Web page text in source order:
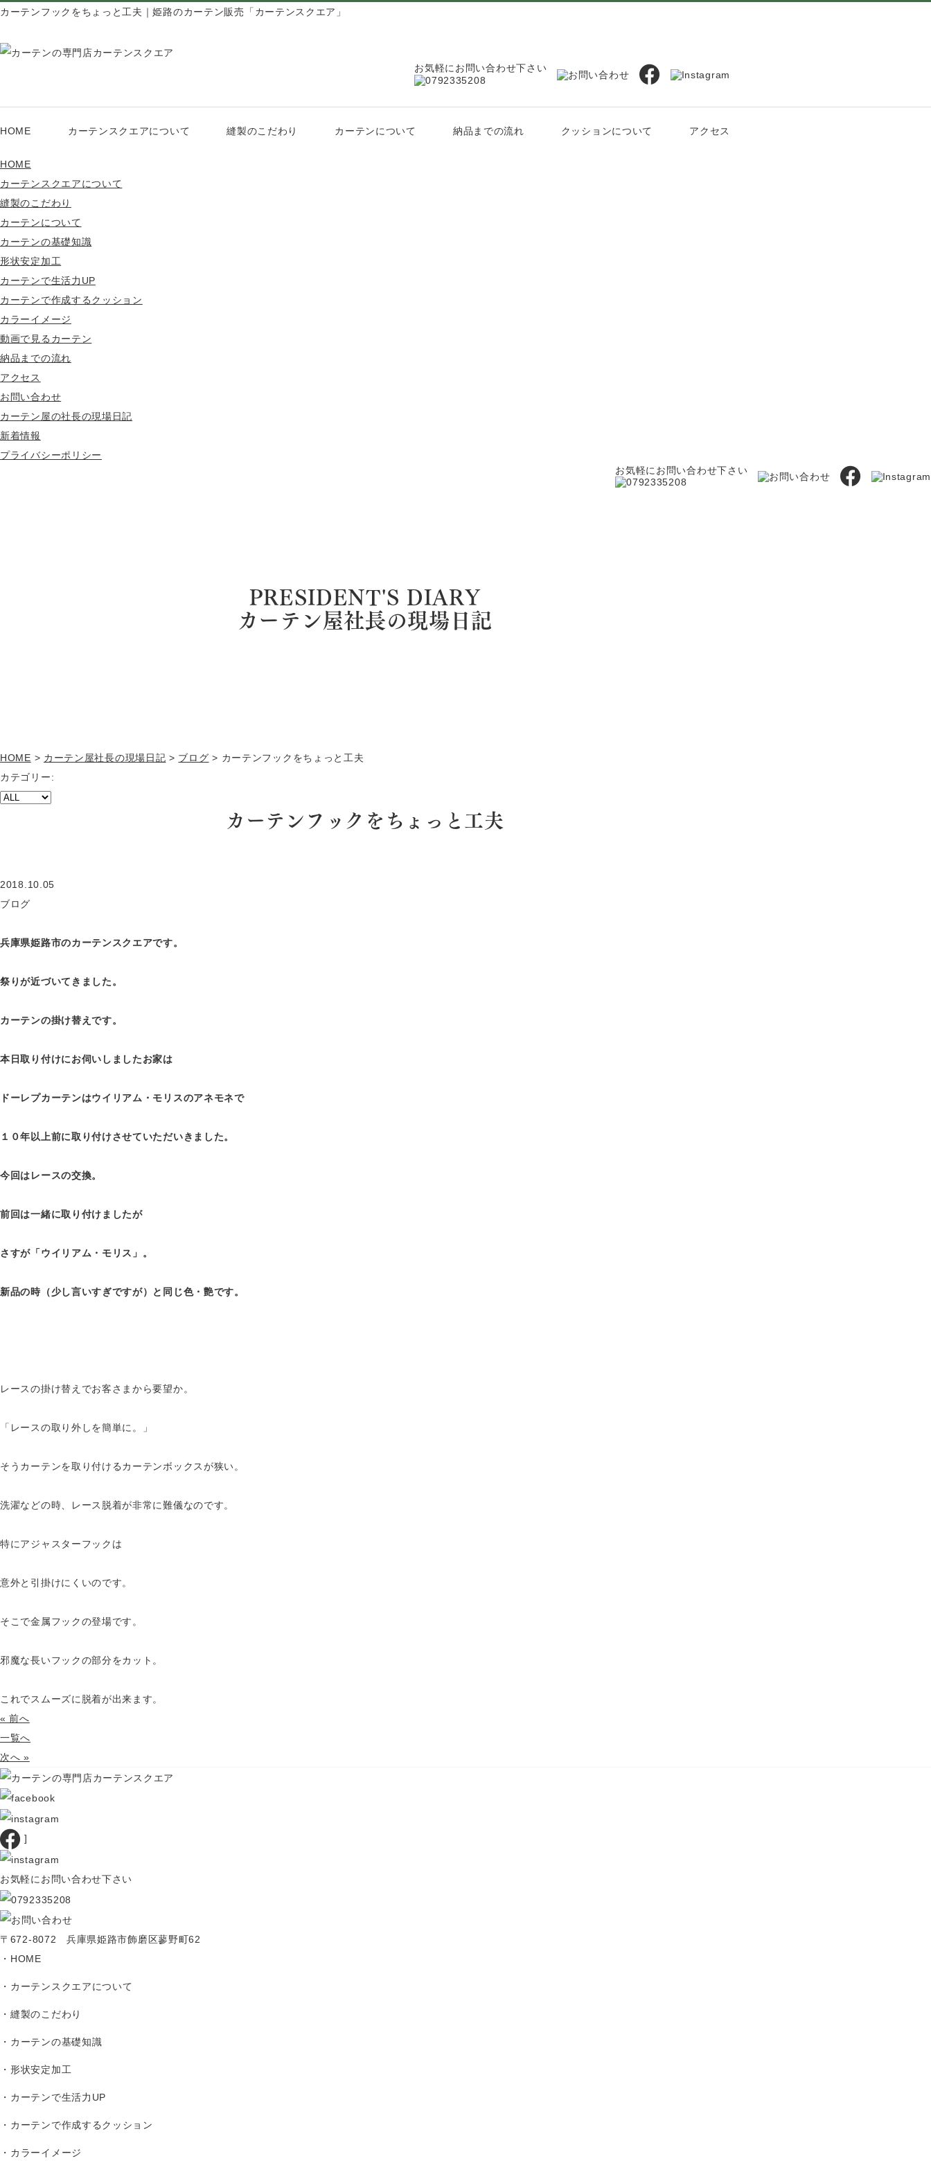
カーテンフックをちょっと工夫｜姫路のカーテン販売「カーテンスクエア」
お気軽にお問い合わせ下さい
HOME カーテンスクエアについて 縫製のこだわり カーテンについて 納品までの流れ クッションについて アクセス
HOME
カーテンスクエアについて
縫製のこだわり
カーテンについて
カーテンの基礎知識
形状安定加工
カーテンで生活力UP
カーテンで作成するクッション
カラーイメージ
動画で見るカーテン
納品までの流れ
アクセス
お問い合わせ
カーテン屋の社長の現場日記
新着情報
プライバシーポリシー
お気軽にお問い合わせ下さい
PRESIDENT'S DIARY
カーテン屋社長の現場日記
HOME > カーテン屋社長の現場日記 > ブログ > カーテンフックをちょっと工夫
カテゴリー:
カーテンフックをちょっと工夫
2018.10.05
ブログ
兵庫県姫路市のカーテンスクエアです。
祭りが近づいてきました。
カーテンの掛け替えです。
本日取り付けにお伺いしましたお家は
ドーレプカーテンはウイリアム・モリスのアネモネで
１０年以上前に取り付けさせていただいきました。
今回はレースの交換。
前回は一緒に取り付けましたが
さすが「ウイリアム・モリス」。
新品の時（少し言いすぎですが）と同じ色・艶です。
レースの掛け替えでお客さまから要望か。
「レースの取り外しを簡単に。」
そうカーテンを取り付けるカーテンボックスが狭い。
洗濯などの時、レース脱着が非常に難儀なのです。
特にアジャスターフックは
意外と引掛けにくいのです。
そこで金属フックの登場です。
邪魔な長いフックの部分をカット。
これでスムーズに脱着が出来ます。
« 前へ
一覧へ
次へ »
]
お気軽にお問い合わせ下さい
〒672-8072 兵庫県姫路市飾磨区蓼野町62
HOME
カーテンスクエアについて
縫製のこだわり
カーテンの基礎知識
形状安定加工
カーテンで生活力UP
カーテンで作成するクッション
カラーイメージ